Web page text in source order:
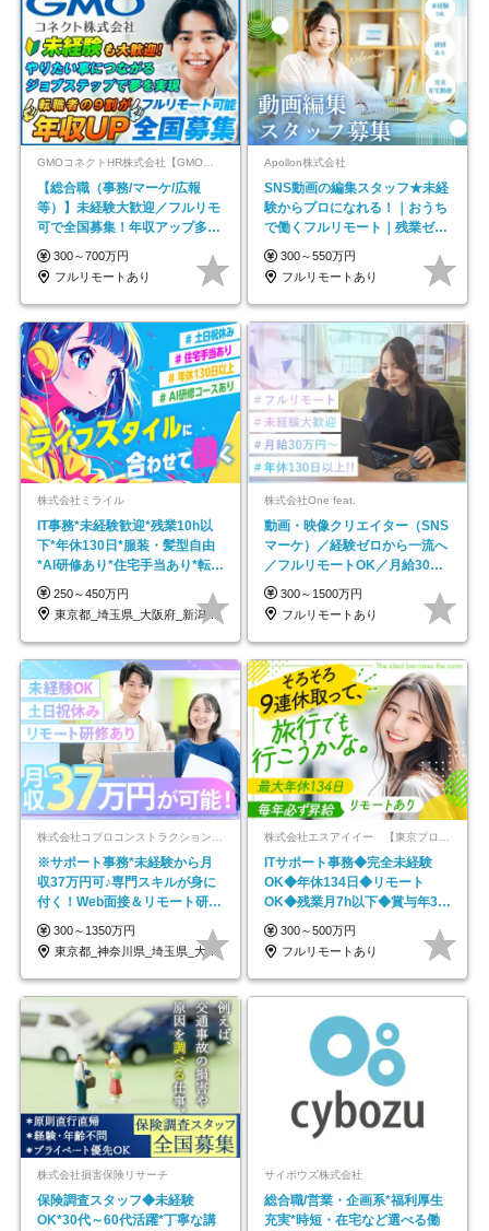
GMOコネクトHR株式会社【GMOインターネットグループ】
【総合職（事務/マーケ/広報
等）】未経験大歓迎／フルリモ
可で全国募集！年収アップ多数
★年休最大130日★
300～700万円
フルリモートあり
Apollon株式会社
SNS動画の編集スタッフ★未経
験からプロになれる！｜おうち
で働くフルリモート｜残業ゼロ
で18時退勤◎
300～550万円
フルリモートあり
株式会社ミライル
IT事務*未経験歓迎*残業10h以
下*年休130日*服装・髪型自由
*AI研修あり*住宅手当あり*転勤
なし
250～450万円
東京都_埼玉県_大阪府_新潟県_福岡県
株式会社One feat.
動画・映像クリエイター（SNS
マーケ）／経験ゼロから一流へ
／フルリモートOK／月給30万
円～／年休130日以上
300～1500万円
フルリモートあり
※サポート事務*未経験から月
収37万円可♪専門スキルが身に
付く！Web面接＆リモート研修
も充実♪/a
300～1350万円
東京都_神奈川県_埼玉県_大阪府_愛知県…
ITサポート事務◆完全未経験
OK◆年休134日◆リモート
OK◆残業月7h以下◆賞与年3回
◆5年目まで必ず昇給
300～500万円
フルリモートあり
株式会社損害保険リサーチ
保険調査スタッフ◆未経験
OK*30代～60代活躍*丁寧な講
サイボウズ株式会社
総合職/営業・企画系*福利厚生
充実*時短・在宅など選べる働